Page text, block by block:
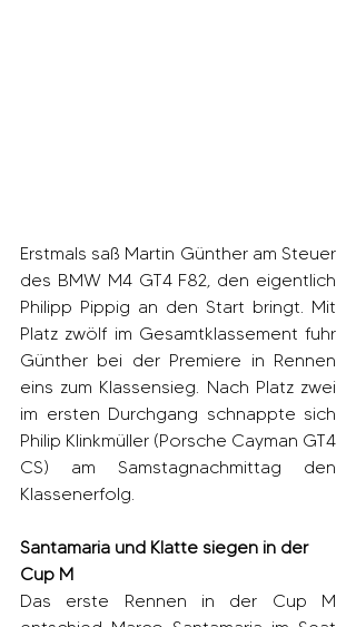
Erstmals saß Martin Günther am Steuer
des BMW M4 GT4 F82, den eigentlich
Philipp Pippig an den Start bringt. Mit
Platz zwölf im Gesamtklassement fuhr
Günther bei der Premiere in Rennen
eins zum Klassensieg. Nach Platz zwei
im ersten Durchgang schnappte sich
Philip Klinkmüller (Porsche Cayman GT4
CS) am Samstagnachmittag den
Klassenerfolg.
Santamaria und Klatte siegen in der
Cup M
Das erste Rennen in der Cup M